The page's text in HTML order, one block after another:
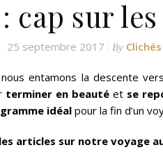
cap sur
25 septembre 2017 By
entamons la descente
terminer en beauté et se
idéal pour la fin d’un
articles sur notre voyage